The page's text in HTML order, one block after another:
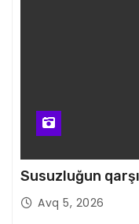
Susuzluğun
Avq 5, 2026